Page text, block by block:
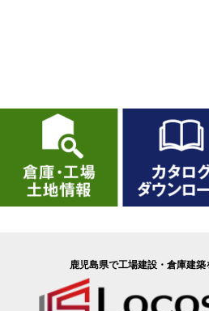
鹿児島県で工場建設・倉庫建築